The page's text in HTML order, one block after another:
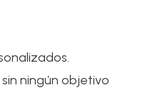
ningún objetivo